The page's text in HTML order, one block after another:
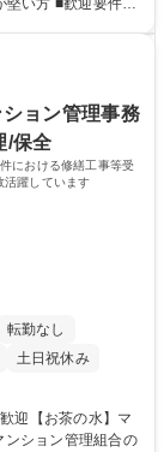
その他日常の総務
迎要件
ョン管理事務
/保全
における修繕工事等受
躍しています
転勤なし
土日祝休み